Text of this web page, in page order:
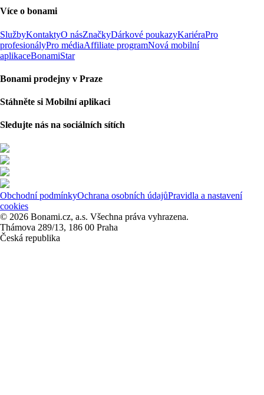
Více o bonami
SlužbyKontaktyO násZnačkyDárkové poukazyKariéraPro
profesionályPro médiaAffiliate programNová mobilní
aplikaceBonamiStar
Bonami prodejny v Praze
Stáhněte si Mobilní aplikaci
Sledujte nás na sociálních sítích
Obchodní podmínkyOchrana osobních údajůPravidla a nastavení
cookies
© 2026 Bonami.cz, a.s. Všechna práva vyhrazena.
Thámova 289/13, 186 00 Praha
Česká republika